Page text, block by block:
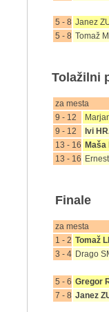
5 - 8 Janez
5 - 8 Tomaž
Tolažilni
za
9 - 12
9 - 12
Ivi
13 - 16 Maša
13 - 16
Finale
za
1 - 2 Tomaž
3 - 4 Drago
5 - 6 Gregor
7 - 8 Janez